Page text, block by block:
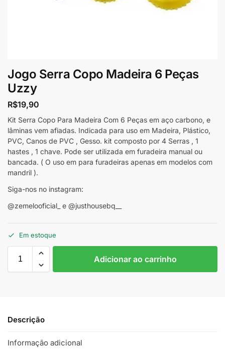
Jogo Serra Copo Madeira 6 Peças
Uzzy
R$19,90
Kit Serra Copo Para Madeira Com 6 Peças em aço carbono, e
lâminas vem afiadas. Indicada para uso em Madeira, Plástico,
PVC, Canos de PVC , Gesso. kit composto por 4 Serras , 1
hastes , 1 chave. Pode ser utilizada em furadeira manual ou
bancada. ( O uso em para furadeiras apenas em modelos com
mandril ).
Siga-nos no instagram:
@zemelooficial_ e @justhousebq__
Em estoque
Adicionar ao carrinho
Descrição
Informação adicional